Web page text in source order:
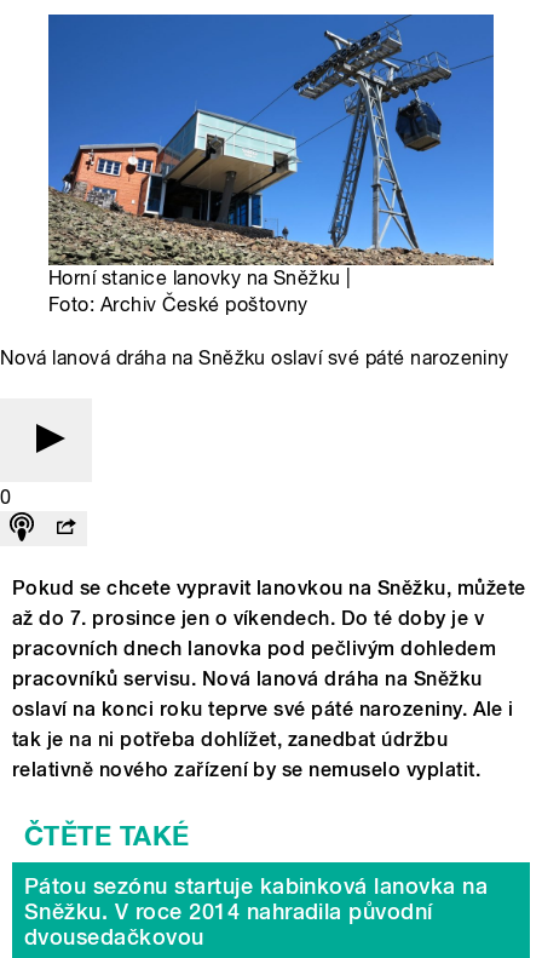
Horní stanice lanovky na Sněžku |
Foto: Archiv České poštovny
Nová lanová dráha na Sněžku oslaví své páté narozeniny
0
Pokud se chcete vypravit lanovkou na Sněžku, můžete
až do 7. prosince jen o víkendech. Do té doby je v
pracovních dnech lanovka pod pečlivým dohledem
pracovníků servisu. Nová lanová dráha na Sněžku
oslaví na konci roku teprve své páté narozeniny. Ale i
tak je na ni potřeba dohlížet, zanedbat údržbu
relativně nového zařízení by se nemuselo vyplatit.
Pátou sezónu startuje kabinková lanovka na
Sněžku. V roce 2014 nahradila původní
dvousedačkovou